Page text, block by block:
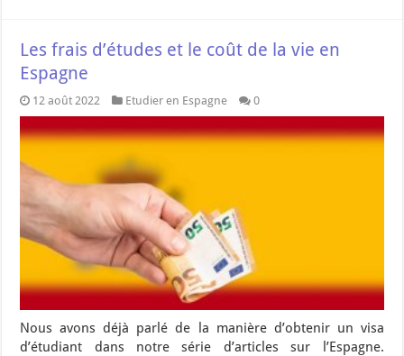
Les frais d’études et le coût de la vie en
Espagne
12 août 2022 Etudier en Espagne 0
Nous avons déjà parlé de la manière d’obtenir un visa
d’étudiant dans notre série d’articles sur l’Espagne.